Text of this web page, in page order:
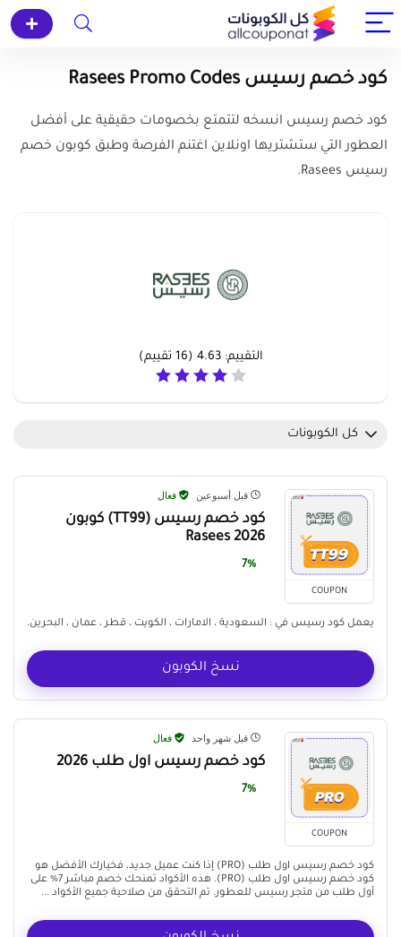
كود خصم رسيس Rasees Promo Codes
كود خصم رسيس انسخه لتتمتع بخصومات حقيقية على أفضل
العطور التي ستشتريها اونلاين اغتنم الفرصة وطبق كوبون خصم
رسيس Rasees.
التقييم:4.63
(
16 تقييم)
كل الكوبونات
COUPON
قبل أسبوعين فعال
كود خصم رسيس (TT99) كوبون
Rasees 2026
7%
يعمل كود رسيس في : السعودية ، الامارات ، الكويت ، قطر ، عمان ، البحرين.
نسخ الكوبون
COUPON
قبل شهر واحد فعال
كود خصم رسيس اول طلب 2026
7%
كود خصم رسيس اول طلب (PRO) إذا كنت عميل جديد، فخيارك الأفضل هو
كود خصم رسيس اول طلب (PRO). هذه الأكواد تمنحك خصم مباشر 7% على
أول طلب من متجر رسيس للعطور. تم التحقق من صلاحية جميع الأكواد ...